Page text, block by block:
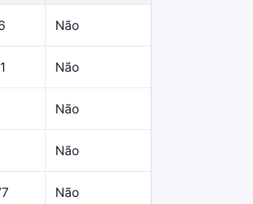
Não
Não
Não
Não
Não